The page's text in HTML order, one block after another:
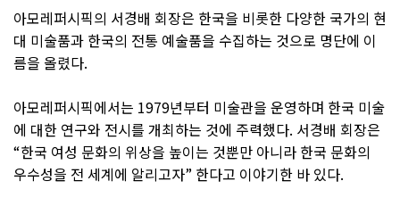
아모레퍼시픽의 서경배 회장은 한국을 비롯한 다양한 국가의 현
대 미술품과 한국의 전통 예술품을 수집하는 것으로 명단에 이
름을 올렸다.
아모레퍼시픽에서는 1979년부터 미술관을 운영하며 한국 미술
에 대한 연구와 전시를 개최하는 것에 주력했다. 서경배 회장은
“한국 여성 문화의 위상을 높이는 것뿐만 아니라 한국 문화의
우수성을 전 세계에 알리고자” 한다고 이야기한 바 있다.